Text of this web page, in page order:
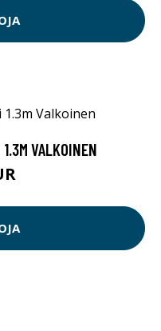
VALKOINEN